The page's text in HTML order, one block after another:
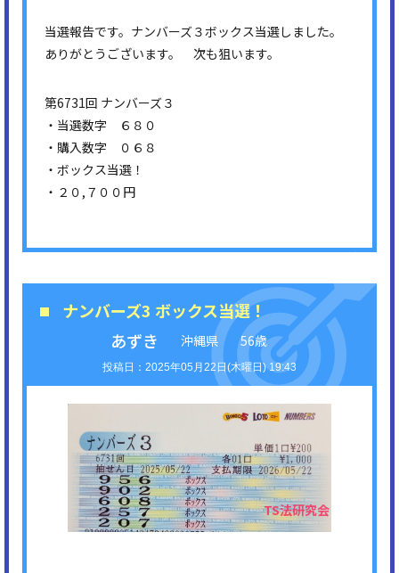
当選報告です。ナンバーズ３ボックス当選しました。
ありがとうございます。 次も狙います。
第6731回 ナンバーズ３
・当選数字 ６８０
・購入数字 ０６８
・ボックス当選！
・２０,７００円
ナンバーズ3 ボックス当選！
あずき
沖縄県 56歳
2025年05月22日(木曜日) 19:43